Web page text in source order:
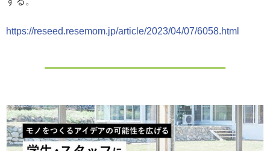
https://reseed.resemom.jp/article/2023/04/07/6058.html